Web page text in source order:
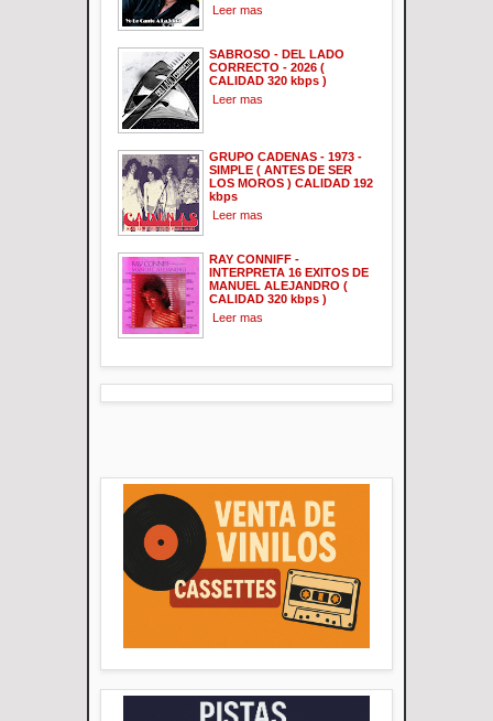
Leer mas
SABROSO - DEL LADO
CORRECTO - 2026 (
CALIDAD 320 kbps )
Leer mas
GRUPO CADENAS - 1973 -
SIMPLE ( ANTES DE SER
LOS MOROS ) CALIDAD 192
kbps
Leer mas
RAY CONNIFF -
INTERPRETA 16 EXITOS DE
MANUEL ALEJANDRO (
CALIDAD 320 kbps )
Leer mas